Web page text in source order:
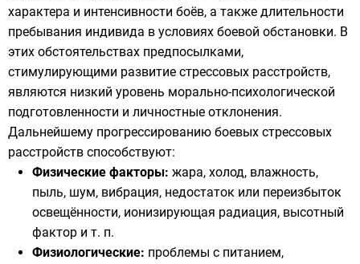
характера и интенсивности боёв, а также длительности
пребывания индивида в условиях боевой обстановки. В
этих обстоятельствах предпосылками,
стимулирующими развитие стрессовых расстройств,
являются низкий уровень морально-психологической
подготовленности и личностные отклонения.
Дальнейшему прогрессированию боевых стрессовых
расстройств способствуют:
Физические факторы: жара, холод, влажность,
пыль, шум, вибрация, недостаток или переизбыток
освещённости, ионизирующая радиация, высотный
фактор и т. п.
Физиологические: проблемы с питанием,